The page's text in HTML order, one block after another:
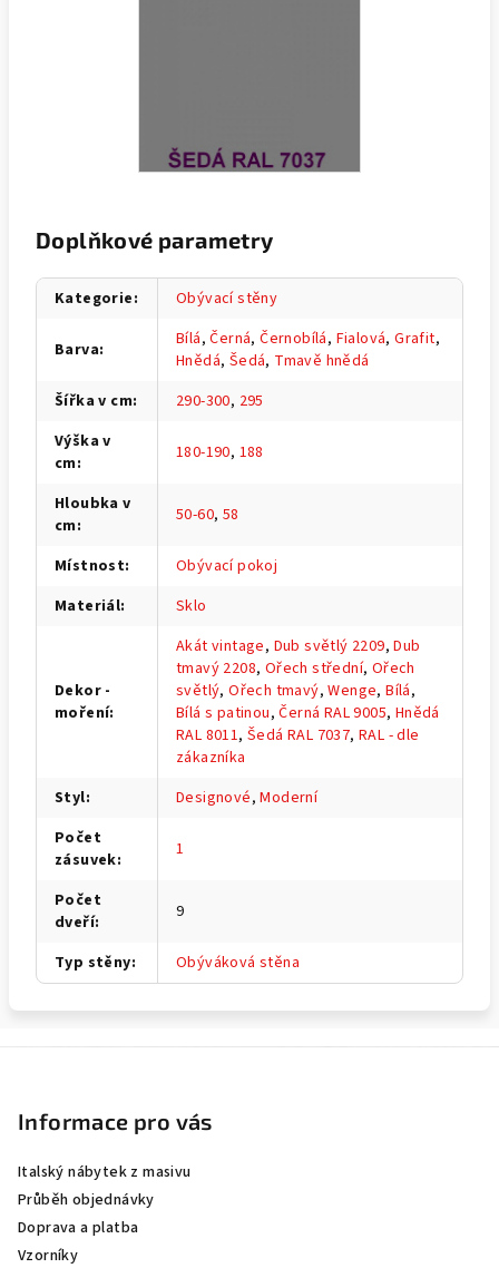
Doplňkové parametry
Kategorie: Obývací stěny
Barva: Bílá,Černá,Černobílá, Fialová,Grafit,
Hnědá, Šedá, Tmavě hnědá
Šířka v cm: 290-300, 295
Výška v
cm: 180-190, 188
Hloubka v
cm: 50-60, 58
Místnost:
Obývací pokoj
Materiál: Sklo
Dekor -
moření:
Akát vintage, Dub světlý 2209,Dub
tmavý 2208, Ořech střední, Ořech
světlý,Ořech tmavý,Wenge,Bílá,
Bílá s patinou,Černá RAL 9005, Hnědá
RAL 8011,Šedá RAL 7037,RAL - dle
zákazníka
Styl: Designové,Moderní
Počet
zásuvek: 1
Počet
dveří: 9
Typ stěny: Obýváková stěna
Informace pro vás
Italský nábytek z masivu
Průběh objednávky
Doprava a platba
Vzorníky